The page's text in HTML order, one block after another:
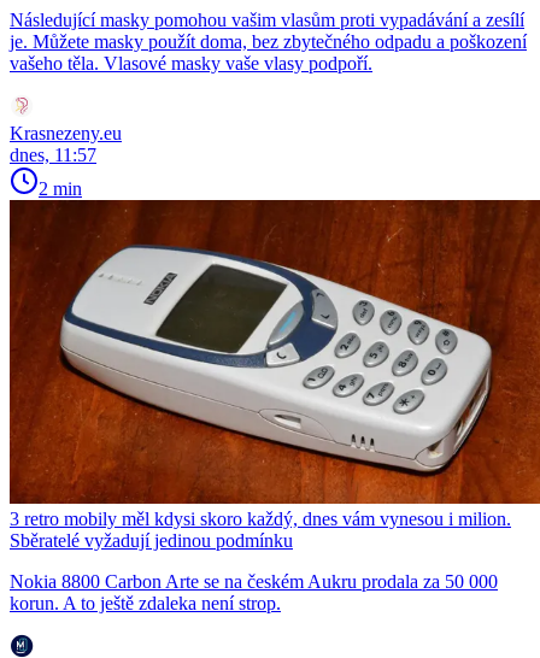
Následující masky pomohou vašim vlasům proti vypadávání a zesílí
je. Můžete masky použít doma, bez zbytečného odpadu a poškození
vašeho těla. Vlasové masky vaše vlasy podpoří.
Krasnezeny.eu
dnes, 11:57
2 min
3 retro mobily měl kdysi skoro každý, dnes vám vynesou i milion.
Sběratelé vyžadují jedinou podmínku
Nokia 8800 Carbon Arte se na českém Aukru prodala za 50 000
korun. A to ještě zdaleka není strop.